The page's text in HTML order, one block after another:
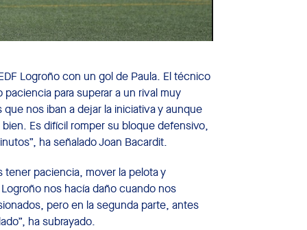
Logroño con un gol de Paula. El técnico
para superar a un rival muy
nos iban a dejar la iniciativa y aunque
Es difícil romper su bloque defensivo,
ha señalado Joan Bacardit.
paciencia, mover la pelota y
nos hacía daño cuando nos
pero en la segunda parte, antes
ha subrayado.